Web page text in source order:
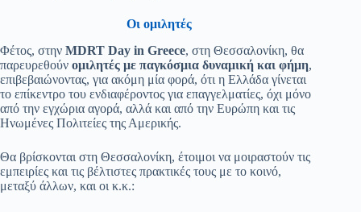
Οι ομιλητές
Φέτος, στην MDRT Day in Greece, στη Θεσσαλονίκη, θα
παρευρεθούν ομιλητές με παγκόσμια δυναμική και φήμη,
επιβεβαιώνοντας, για ακόμη μία φορά, ότι η Ελλάδα γίνεται
το επίκεντρο του ενδιαφέροντος για επαγγελματίες, όχι μόνο
από την εγχώρια αγορά, αλλά και από την Ευρώπη και τις
Ηνωμένες Πολιτείες της Αμερικής.
Θα βρίσκονται στη Θεσσαλονίκη, έτοιμοι να μοιραστούν τις
εμπειρίες και τις βέλτιστες πρακτικές τους με το κοινό,
μεταξύ άλλων, και οι κ.κ.: